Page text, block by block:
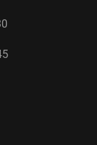
une
degrés.
les